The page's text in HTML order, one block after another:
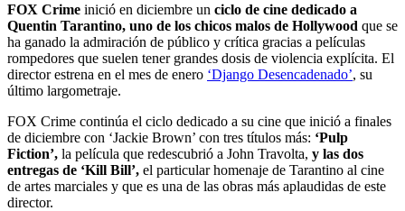
FOX Crime inició en diciembre un ciclo de cine dedicado a
Quentin Tarantino, uno de los chicos malos de Hollywood que se
ha ganado la admiración de público y crítica gracias a películas
rompedores que suelen tener grandes dosis de violencia explícita. El
director estrena en el mes de enero ‘Django Desencadenado’, su
último largometraje.
FOX Crime continúa el ciclo dedicado a su cine que inició a finales
de diciembre con ‘Jackie Brown’ con tres títulos más: ‘Pulp
Fiction’, la película que redescubrió a John Travolta, y las dos
entregas de ‘Kill Bill’, el particular homenaje de Tarantino al cine
de artes marciales y que es una de las obras más aplaudidas de este
director.